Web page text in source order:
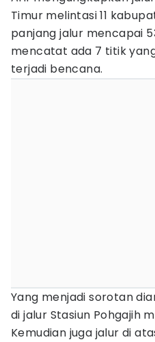
Timur melintasi 11
panjang jalur mencapai
mencatat ada 7 titik
terjadi bencana.
Yang menjadi sorotan
di jalur Stasiun Pohgajih
Kemudian juga jalur di